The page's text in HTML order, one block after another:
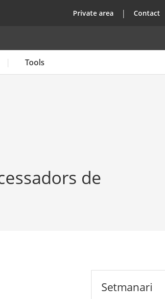
top
Private area Contact
Tools
de
Setmanari